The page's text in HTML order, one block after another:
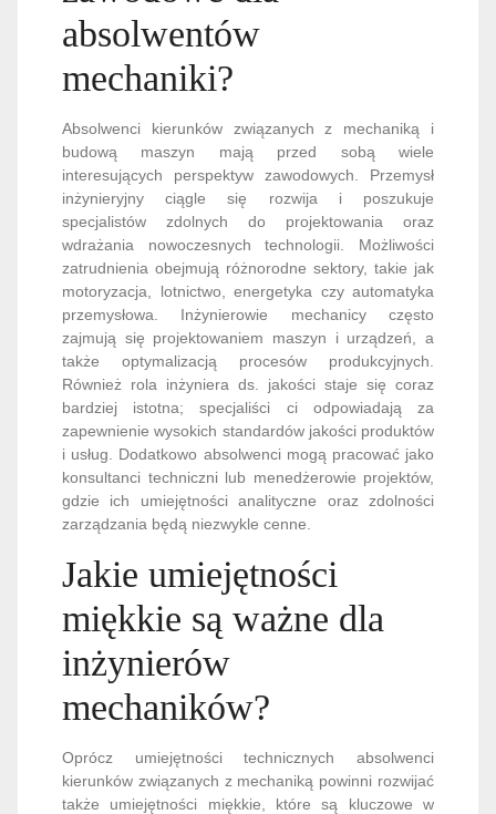
absolwentów
mechaniki?
Absolwenci kierunków związanych z mechaniką i
budową maszyn mają przed sobą wiele
interesujących perspektyw zawodowych. Przemysł
inżynieryjny ciągle się rozwija i poszukuje
specjalistów zdolnych do projektowania oraz
wdrażania nowoczesnych technologii. Możliwości
zatrudnienia obejmują różnorodne sektory, takie jak
motoryzacja, lotnictwo, energetyka czy automatyka
przemysłowa. Inżynierowie mechanicy często
zajmują się projektowaniem maszyn i urządzeń, a
także optymalizacją procesów produkcyjnych.
Również rola inżyniera ds. jakości staje się coraz
bardziej istotna; specjaliści ci odpowiadają za
zapewnienie wysokich standardów jakości produktów
i usług. Dodatkowo absolwenci mogą pracować jako
konsultanci techniczni lub menedżerowie projektów,
gdzie ich umiejętności analityczne oraz zdolności
zarządzania będą niezwykle cenne.
Jakie umiejętności
miękkie są ważne dla
inżynierów
mechaników?
Oprócz umiejętności technicznych absolwenci
kierunków związanych z mechaniką powinni rozwijać
także umiejętności miękkie, które są kluczowe w